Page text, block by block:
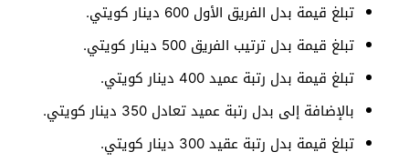
تبلغ قيمة بدل الفريق الأول 600 دينار كويتي.
تبلغ قيمة بدل ترتيب الفريق 500 دينار كويتي.
تبلغ قيمة بدل رتبة عميد 400 دينار كويتي.
بالإضافة إلى بدل رتبة عميد تعادل 350 دينار كويتي.
تبلغ قيمة بدل رتبة عقيد 300 دينار كويتي.